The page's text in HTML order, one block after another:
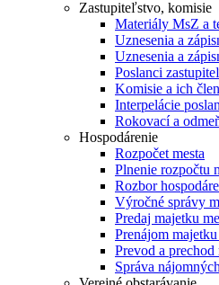
Zastupiteľstvo, komisie
Materiály MsZ a
Uznesenia a
Uznesenia a
Poslanci
Komisie a ich
Interpelácie
Rokovací a
Hospodárenie
Rozpočet mesta
Plnenie rozpočtu
Rozbor
Výročné správy
Predaj majetku
Prenájom majetku
Prevod a prechod
Správa